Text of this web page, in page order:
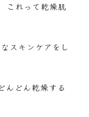
これって乾燥肌
スキンケアをし
んどん乾燥する